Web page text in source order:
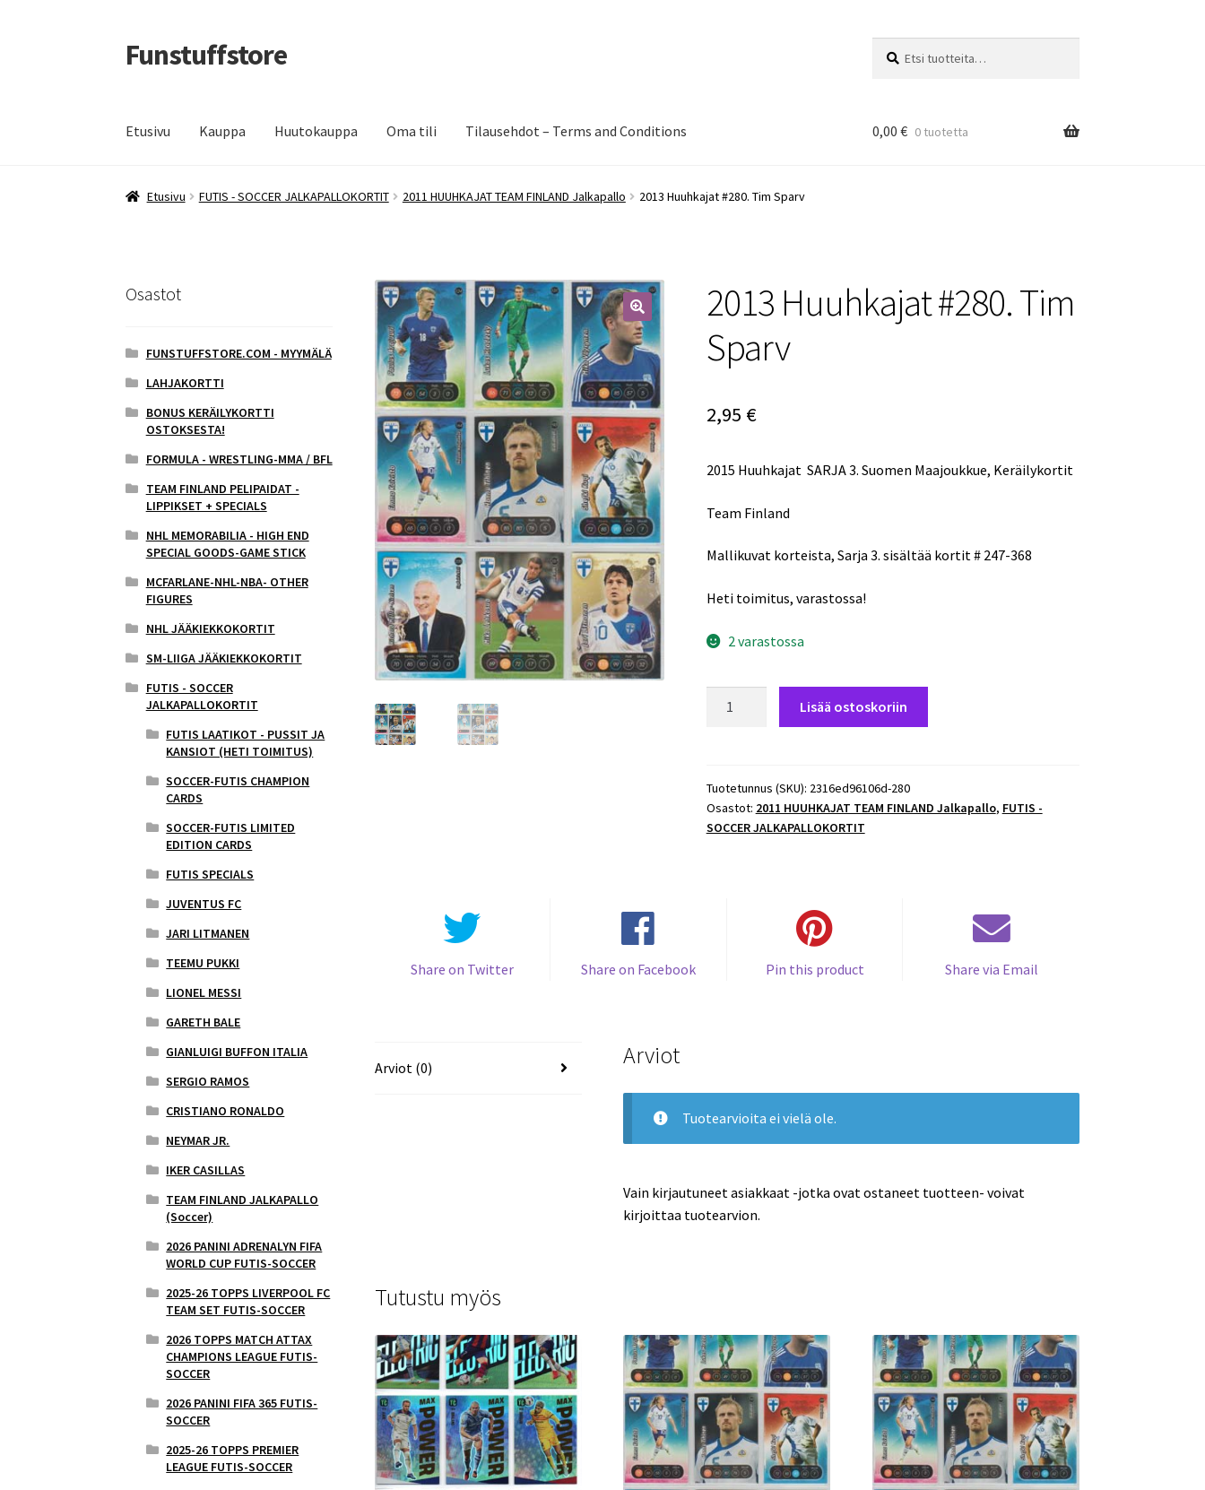
Siirry
navigointiin
Siirry
sisältöön
Funstuffstore
Etusivu Kauppa Huutokauppa Oma tili Tilausehdot – Terms and Conditions 0,00 € 0 tuotetta
Etusivu FUTIS - SOCCER JALKAPALLOKORTIT 2011 HUUHKAJAT TEAM FINLAND Jalkapallo 2013 Huuhkajat #280. Tim Sparv
🔍
2013 Huuhkajat #280. Tim
Sparv
2,95 €
2015 Huuhkajat SARJA 3. Suomen Maajoukkue, Keräilykortit
Team Finland
Mallikuvat korteista, Sarja 3. sisältää kortit # 247-368
Heti toimitus, varastossa!
2 varastossa
Sparv
määrä
Lisää ostoskoriin
Tuotetunnus (SKU): 2316ed96106d-280
Osastot: 2011 HUUHKAJAT TEAM FINLAND Jalkapallo, FUTIS -
SOCCER JALKAPALLOKORTIT
Share on Twitter Share on Facebook Pin this product Share via Email
Arviot (0) Arviot
Tuotearvioita ei vielä ole.
Vain kirjautuneet asiakkaat -jotka ovat ostaneet tuotteen- voivat
kirjoittaa tuotearvion.
Tutustu myös
Osastot
FUNSTUFFSTORE.COM - MYYMÄLÄ
LAHJAKORTTI
BONUS KERÄILYKORTTI
OSTOKSESTA!
FORMULA - WRESTLING-MMA / BFL
TEAM FINLAND PELIPAIDAT -
LIPPIKSET + SPECIALS
NHL MEMORABILIA - HIGH END
SPECIAL GOODS-GAME STICK
MCFARLANE-NHL-NBA- OTHER
FIGURES
NHL JÄÄKIEKKOKORTIT
SM-LIIGA JÄÄKIEKKOKORTIT
FUTIS - SOCCER
JALKAPALLOKORTIT
FUTIS LAATIKOT - PUSSIT JA
KANSIOT (HETI TOIMITUS)
SOCCER-FUTIS CHAMPION
CARDS
SOCCER-FUTIS LIMITED
EDITION CARDS
FUTIS SPECIALS
JUVENTUS FC
JARI LITMANEN
TEEMU PUKKI
LIONEL MESSI
GARETH BALE
GIANLUIGI BUFFON ITALIA
SERGIO RAMOS
CRISTIANO RONALDO
NEYMAR JR.
IKER CASILLAS
TEAM FINLAND JALKAPALLO
(Soccer)
2026 PANINI ADRENALYN FIFA
WORLD CUP FUTIS-SOCCER
2025-26 TOPPS LIVERPOOL FC
TEAM SET FUTIS-SOCCER
2026 TOPPS MATCH ATTAX
CHAMPIONS LEAGUE FUTIS-
SOCCER
2026 PANINI FIFA 365 FUTIS-
SOCCER
2025-26 TOPPS PREMIER
LEAGUE FUTIS-SOCCER